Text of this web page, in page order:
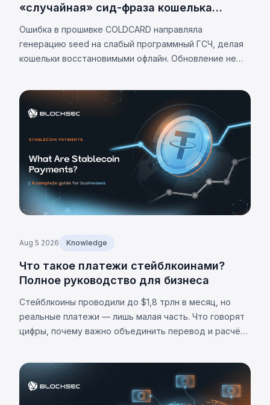
«случайная» сид-фраза кошелька
Ошибка в прошивке COLDCARD направляла
генерацию seed на слабый программный ГСЧ, делая
кошельки восстановимыми офлайн. Обновление не
оценки до 2 055 BTC.
Aug 5 2026 Knowledge
Что такое платежи стейблкоинами?
Полное руководство для бизнеса
Стейблкоины проводили до $1,8 трлн в месяц, но
реальные платежи — лишь малая часть. Что говорят
цифры, почему важно объединить перевод и расчёт,